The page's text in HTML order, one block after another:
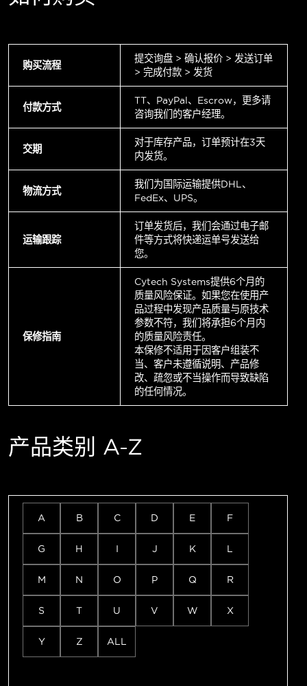
购买流程
提交询盘 > 确认报价 > 发送订单
> 完成付款 > 发货
付款方式
TT、PayPal、Escrow，更多请
咨询我们的客户经理。
交期
对于库存产品，订单预计在3天
内发货。
物流方式
我们为国际运输提供DHL、
FedEx、UPS。
运输跟踪
订单发货后，我们会通过电子邮
件等方式将快递运单号发送给
您。
保修指南
Cytech Systems提供6个月的
质量风险保证。如果您在使用产
品过程中发现产品质量与原技术
参数不符，我们将承担6个月内
的质量风险责任。
本保修不适用于因客户组装不
当、客户未遵循说明、产品修
改、疏忽或不当操作而导致缺陷
的任何情况。
产品类别 A-Z
A B C D E F
G H I J K L
M N O P Q R
S T U V W X
Y Z ALL